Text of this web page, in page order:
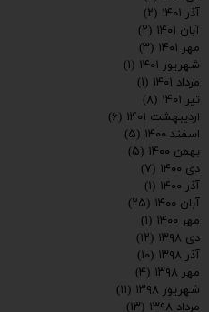
آذر ۱۴۰۱
(۲)
آبان ۱۴۰۱
(۲)
مهر ۱۴۰۱
(۳)
شهریور ۱۴۰۱
(۱)
مرداد ۱۴۰۱
(۱)
تیر ۱۴۰۱
(۸)
اردیبهشت ۱۴۰۱
(۶)
اسفند ۱۴۰۰
(۵)
بهمن ۱۴۰۰
(۵)
دی ۱۴۰۰
(۷)
آذر ۱۴۰۰
(۱)
آبان ۱۴۰۰
(۲۵)
مهر ۱۴۰۰
(۱)
دی ۱۳۹۸
(۱۲)
آذر ۱۳۹۸
(۱۰)
مهر ۱۳۹۸
(۴)
شهریور ۱۳۹۸
(۱۱)
مرداد ۱۳۹۸
(۱۳)